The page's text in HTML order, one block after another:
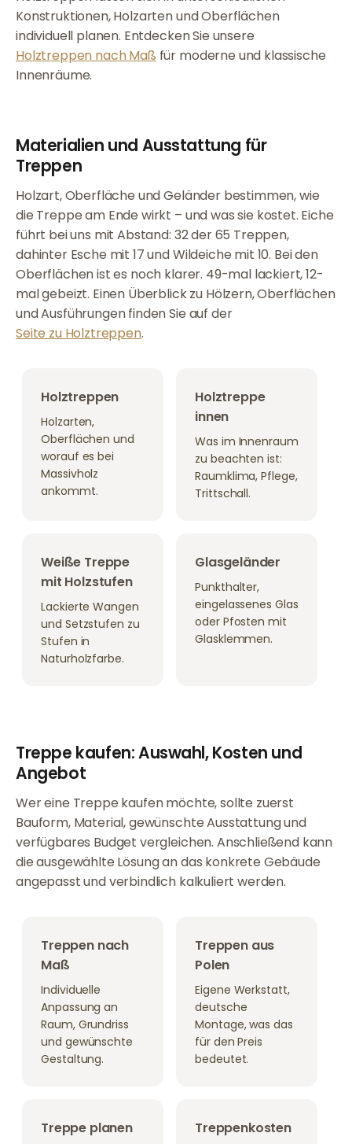
Konstruktionen, Holzarten und Oberflächen
individuell planen. Entdecken Sie unsere
Holztreppen nach Maß für moderne und klassische
Innenräume.
Materialien und Ausstattung für
Treppen
Holzart, Oberfläche und Geländer bestimmen, wie
die Treppe am Ende wirkt – und was sie kostet. Eiche
führt bei uns mit Abstand: 32 der 65 Treppen,
dahinter Esche mit 17 und Wildeiche mit 10. Bei den
Oberflächen ist es noch klarer. 49-mal lackiert, 12-
mal gebeizt. Einen Überblick zu Hölzern, Oberflächen
und Ausführungen finden Sie auf der
Seite zu Holztreppen.
Holztreppen
Holzarten,
Oberflächen und
worauf es bei
Massivholz
ankommt.
Holztreppe
innen
Was im Innenraum
zu beachten ist:
Raumklima, Pflege,
Trittschall.
Weiße Treppe
mit Holzstufen
Lackierte Wangen
und Setzstufen zu
Stufen in
Naturholzfarbe.
Glasgeländer
Punkthalter,
eingelassenes Glas
oder Pfosten mit
Glasklemmen.
Treppe kaufen: Auswahl, Kosten und
Angebot
Wer eine Treppe kaufen möchte, sollte zuerst
Bauform, Material, gewünschte Ausstattung und
verfügbares Budget vergleichen. Anschließend kann
die ausgewählte Lösung an das konkrete Gebäude
angepasst und verbindlich kalkuliert werden.
Treppen nach
Maß
Individuelle
Anpassung an
Raum, Grundriss
und gewünschte
Gestaltung.
Treppen aus
Polen
Eigene Werkstatt,
deutsche
Montage, was das
für den Preis
bedeutet.
Treppe planen Treppenkosten